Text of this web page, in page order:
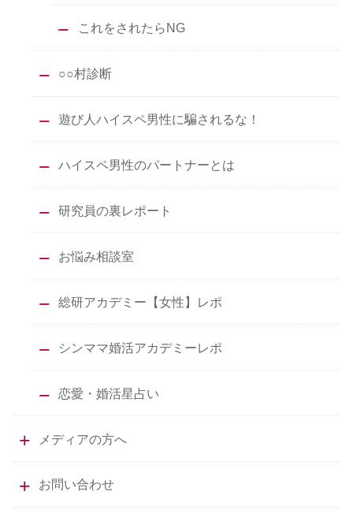
これをされたらNG
○○村診断
遊び人ハイスペ男性に騙されるな！
ハイスペ男性のパートナーとは
研究員の裏レポート
お悩み相談室
総研アカデミー【女性】レポ
シンママ婚活アカデミーレポ
恋愛・婚活星占い
メディアの方へ
お問い合わせ